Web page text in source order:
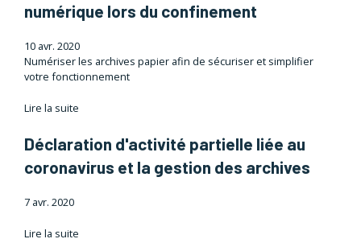
numérique lors du confinement
10 avr. 2020
Numériser les archives papier afin de sécuriser et simplifier
votre fonctionnement
Lire la suite
Déclaration d'activité partielle liée au
coronavirus et la gestion des archives
7 avr. 2020
Lire la suite